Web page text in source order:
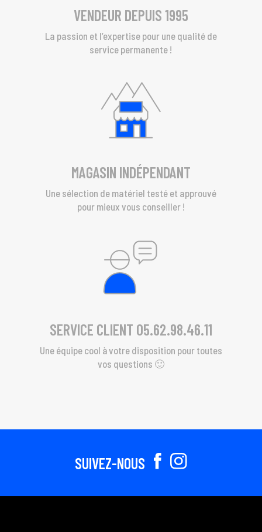
VENDEUR DEPUIS 1995
La passion et l’expertise pour une qualité de
service permanente !
MAGASIN INDÉPENDANT
Une sélection de matériel testé et approuvé
pour mieux vous conseiller !
SERVICE CLIENT 05.62.98.46.11
Une équipe cool à votre disposition pour toutes
vos questions 🙂
SUIVEZ-NOUS